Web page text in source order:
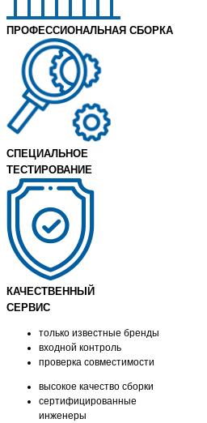
ПРОФЕССИОНАЛЬНАЯ СБОРКА
СПЕЦИАЛЬНОЕ
ТЕСТИРОВАНИЕ
КАЧЕСТВЕННЫЙ
СЕРВИС
только известные бренды
входной контроль
проверка совместимости
высокое качество сборки
сертифицированные
инженеры